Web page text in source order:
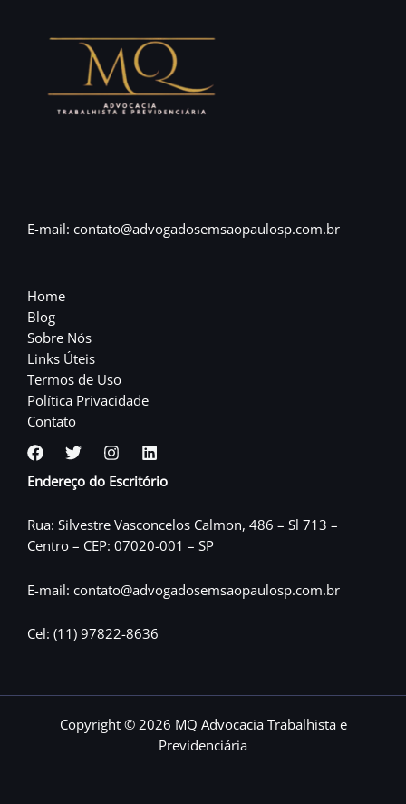
E-mail: contato@advogadosemsaopaulosp.com.br
Home
Blog
Sobre Nós
Links Úteis
Termos de Uso
Política Privacidade
Contato
Endereço do Escritório
Rua: Silvestre Vasconcelos Calmon, 486 – Sl 713 –
Centro – CEP: 07020-001 – SP
E-mail: contato@advogadosemsaopaulosp.com.br
Cel: (11) 97822-8636
Copyright © 2026 MQ Advocacia Trabalhista e
Previdenciária